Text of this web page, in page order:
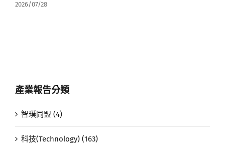
2026/07/28
產業報告分類
智璞同盟 (4)
科技(Technology) (163)